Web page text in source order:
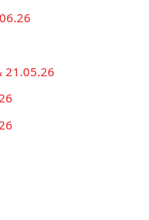
21.05.26